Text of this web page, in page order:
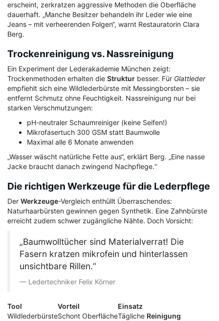
erscheint, zerkratzen aggressive Methoden die Oberfläche
dauerhaft. „Manche Besitzer behandeln ihr Leder wie eine
Jeans – mit verheerenden Folgen“, warnt Restauratorin Clara
Berg.
Trockenreinigung vs. Nassreinigung
Ein Experiment der Lederakademie München zeigt:
Trockenmethoden erhalten die Struktur besser. Für Glattleder
empfiehlt sich eine Wildlederbürste mit Messingborsten – sie
entfernt Schmutz ohne Feuchtigkeit. Nassreinigung nur bei
starken Verschmutzungen:
pH-neutraler Schaumreiniger (keine Seifen!)
Mikrofasertuch 300 GSM statt Baumwolle
Maximal alle 6 Monate anwenden
„Wasser wäscht natürliche Fette aus“, erklärt Berg. „Eine nasse
Jacke braucht danach zwingend Nachpflege.“
Die richtigen Werkzeuge für die Lederpflege
Der Werkzeuge-Vergleich enthüllt Überraschendes:
Naturhaarbürsten gewinnen gegen Synthetik. Eine Zahnbürste
erreicht zudem schwer zugängliche Nähte. Doch Vorsicht:
„Baumwolltücher sind Materialverrat! Die
Fasern kratzen mikrofein und hinterlassen
unsichtbare Rillen.“
Ledertechniker Felix Körner
Tool Vorteil
Einsatz
WildlederbürsteSchont OberflächeTägliche Reinigung